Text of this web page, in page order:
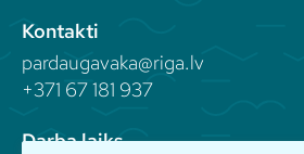
Kontakti
pardaugavaka@riga.lv
+371 67 181 937
Darba laiks